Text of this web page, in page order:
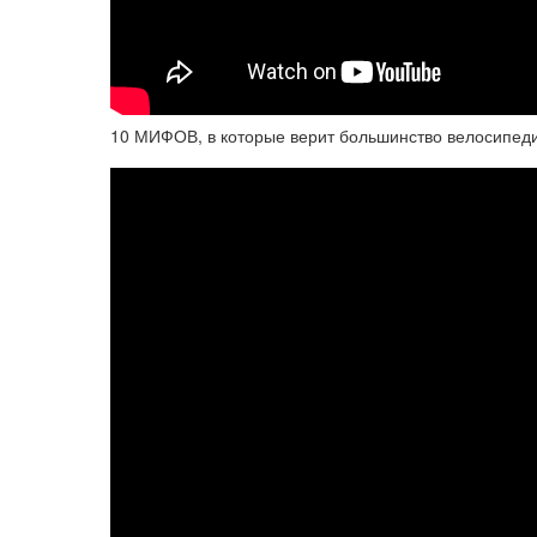
10 МИФОВ, в которые верит большинство